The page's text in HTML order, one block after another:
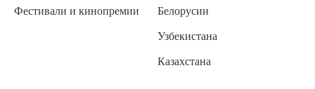
Фестивали и кинопремии Белорусии
Узбекистана
Казахстана